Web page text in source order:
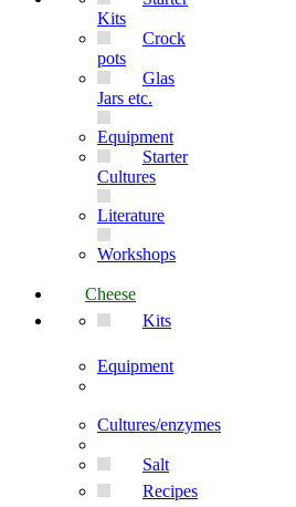
Kits
Crock
pots
Glas
Jars etc.
Equipment
Starter
Cultures
Literature
Workshops
Cheese
Kits
Equipment
Cultures/enzymes
Salt
Recipes